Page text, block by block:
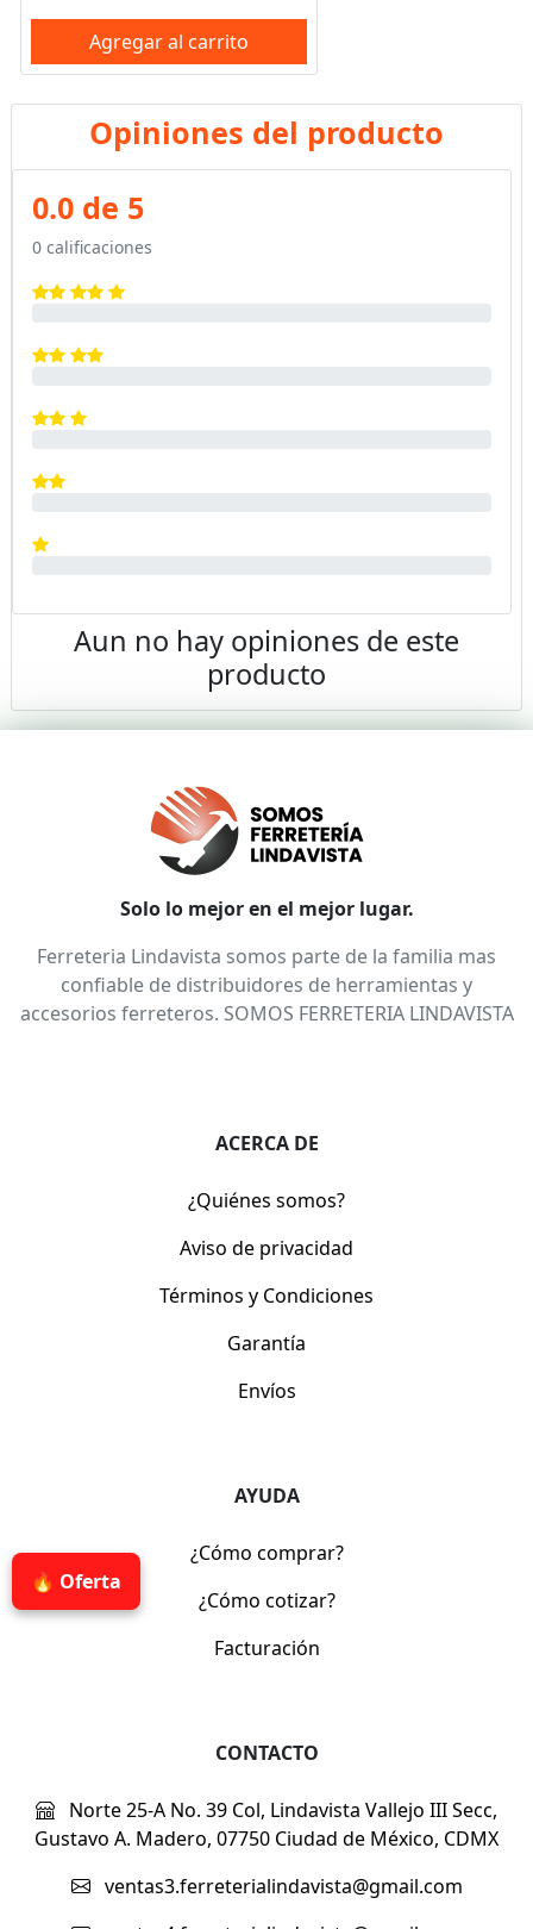
🔥 Oferta
Agregar al carrito
Opiniones del producto
Aun no hay opiniones de este
producto
0.0 de 5
0 calificaciones
Solo lo mejor en el mejor lugar.
Ferreteria Lindavista somos parte de la familia mas
confiable de distribuidores de herramientas y
accesorios ferreteros. SOMOS FERRETERIA LINDAVISTA
ACERCA DE
¿Quiénes somos?
Aviso de privacidad
Términos y Condiciones
Garantía
Envíos
AYUDA
¿Cómo comprar?
¿Cómo cotizar?
Facturación
CONTACTO
Norte 25-A No. 39 Col, Lindavista Vallejo III Secc,
Gustavo A. Madero, 07750 Ciudad de México, CDMX
ventas3.ferreterialindavista@gmail.com